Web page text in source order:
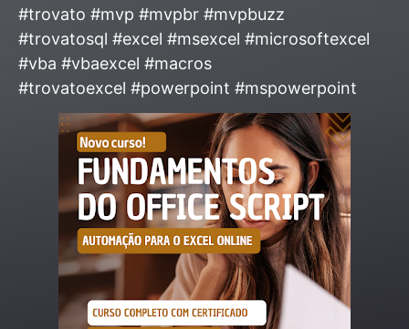
#trovato #mvp #mvpbr #mvpbuzz
#trovatosql #excel #msexcel #microsoftexcel
#vba #vbaexcel #macros
#trovatoexcel #powerpoint #mspowerpoint